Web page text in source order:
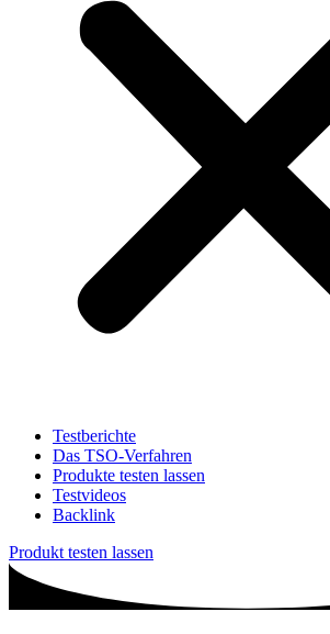
Testberichte
Das TSO-Verfahren
Produkte testen lassen
Testvideos
Backlink
Produkt testen lassen